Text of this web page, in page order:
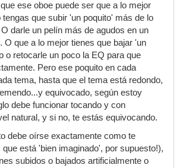
ese oboe puede ser que a lo mejor
que subir 'un poquito' más de lo
darle un pelín más de agudos en un
O que a lo mejor tienes que bajar 'un
o retocarle un poco la EQ para que
Pero ese poquito en cada
tema, hasta que el tema está redondo,
equivocado, según estoy
debe funcionar tocando y con
natural, y si no, te estás equivocando.
debe oírse exactamente como te
está 'bien imaginado', por supuesto!),
subidos o bajados artificialmente o